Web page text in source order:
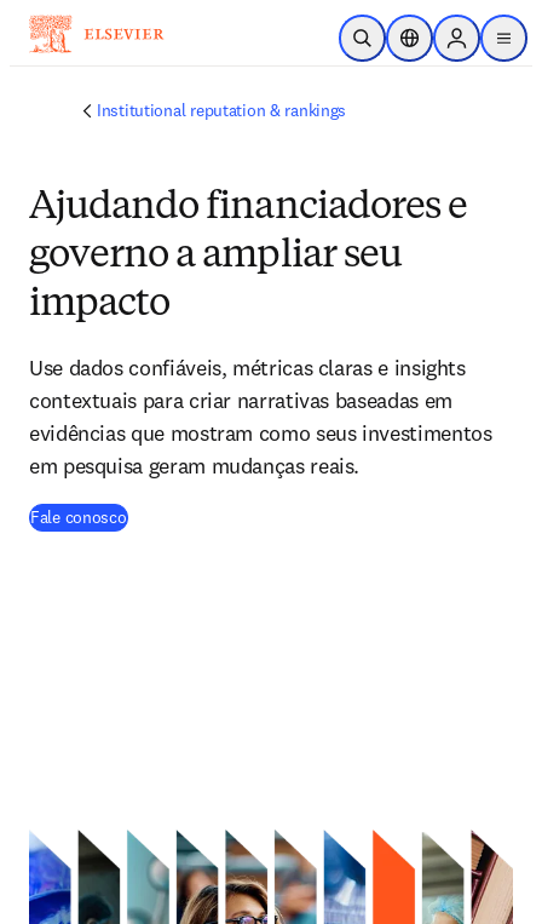
Ir para o conteúdo principal
Pesquisa aberta
Seletor deSign in to
menu
Institutional reputation & rankings
Ajudando financiadores e
governo a ampliar seu
impacto
Use dados confiáveis, métricas claras e insights
contextuais para criar narrativas baseadas em
evidências que mostram como seus investimentos
em pesquisa geram mudanças reais.
Fale conosco